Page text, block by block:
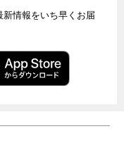
情報をいち早くお届